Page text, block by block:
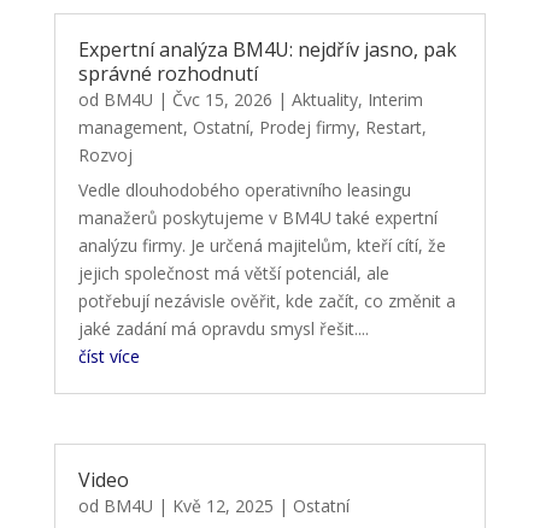
Expertní analýza BM4U: nejdřív jasno, pak
správné rozhodnutí
od BM4U | Čvc 15, 2026 | Aktuality, Interim
management, Ostatní, Prodej firmy, Restart,
Rozvoj
Vedle dlouhodobého operativního leasingu
manažerů poskytujeme v BM4U také expertní
analýzu firmy. Je určená majitelům, kteří cítí, že
jejich společnost má větší potenciál, ale
potřebují nezávisle ověřit, kde začít, co změnit a
jaké zadání má opravdu smysl řešit....
číst více
Video
od BM4U | Kvě 12, 2025 | Ostatní